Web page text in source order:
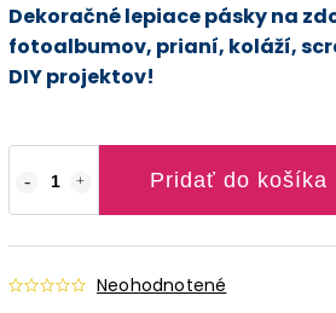
Pridať do košíka
Neohodnotené
Dekoračné lepiace pásky na
fotoalbumov, prianí, koláží,
DIY projektov!